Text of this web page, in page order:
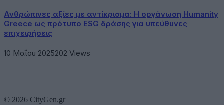
Ανθρώπινες αξίες με αντίκρισμα: Η οργάνωση Humanity
Greece ως πρότυπο ESG δράσης για υπεύθυνες
επιχειρήσεις
10 Μαΐου 2025202 Views
© 2026 CityGen.gr